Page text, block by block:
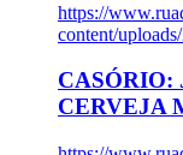
https://
content/
CASÓRIO:
CERVEJA